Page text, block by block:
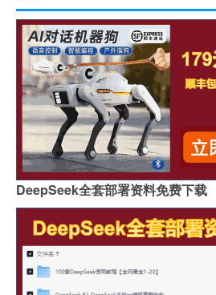
DeepSeek全套部署资料免费下载